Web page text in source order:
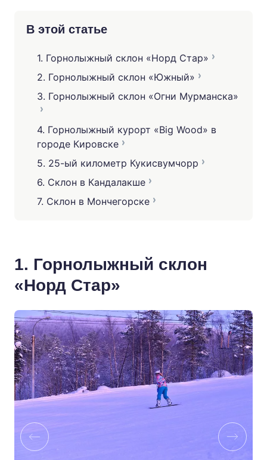
В этой статье
1. Горнолыжный склон «Норд Стар»
2. Горнолыжный склон «Южный»
3. Горнолыжный склон «Огни Мурманска»
4. Горнолыжный курорт «Big Wood» в
городе Кировске
5. 25-ый километр Кукисвумчорр
6. Склон в Кандалакше
7. Склон в Мончегорске
1. Горнолыжный склон
«Норд Стар»